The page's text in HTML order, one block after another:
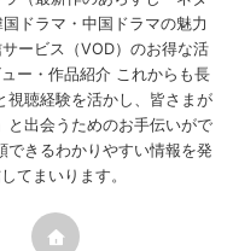
ドラマ・中国ドラマの魅力
ービス（VOD）のお得な活
ー・作品紹介 これからも長
視聴経験を活かし、皆さまが
と出会うためのお手伝いがで
できるわかりやすい情報を発
てまいります。